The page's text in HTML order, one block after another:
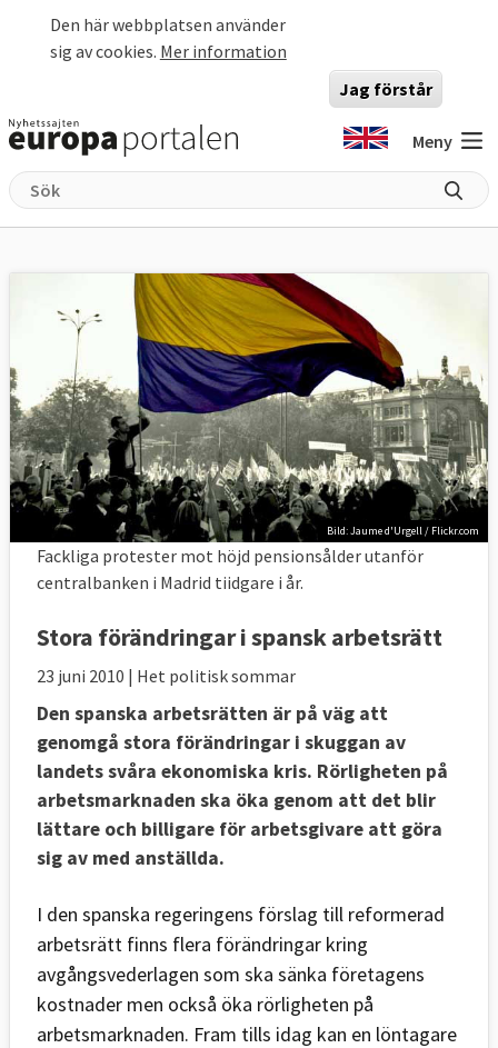
Den här webbplatsen använder
sig av cookies. Mer information
Jag förstår
Meny
Bild: Jaume d'Urgell / Flickr.com
Fackliga protester mot höjd pensionsålder utanför
centralbanken i Madrid tiidgare i år.
Stora förändringar i spansk arbetsrätt
23 juni 2010 | Het politisk sommar
Den spanska arbetsrätten är på väg att
genomgå stora förändringar i skuggan av
landets svåra ekonomiska kris. Rörligheten på
arbetsmarknaden ska öka genom att det blir
lättare och billigare för arbetsgivare att göra
sig av med anställda.
I den spanska regeringens förslag till reformerad
arbetsrätt finns flera förändringar kring
avgångsvederlagen som ska sänka företagens
kostnader men också öka rörligheten på
arbetsmarknaden. Fram tills idag kan en löntagare